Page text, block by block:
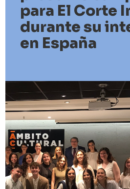
para El Corte
durante su
en España